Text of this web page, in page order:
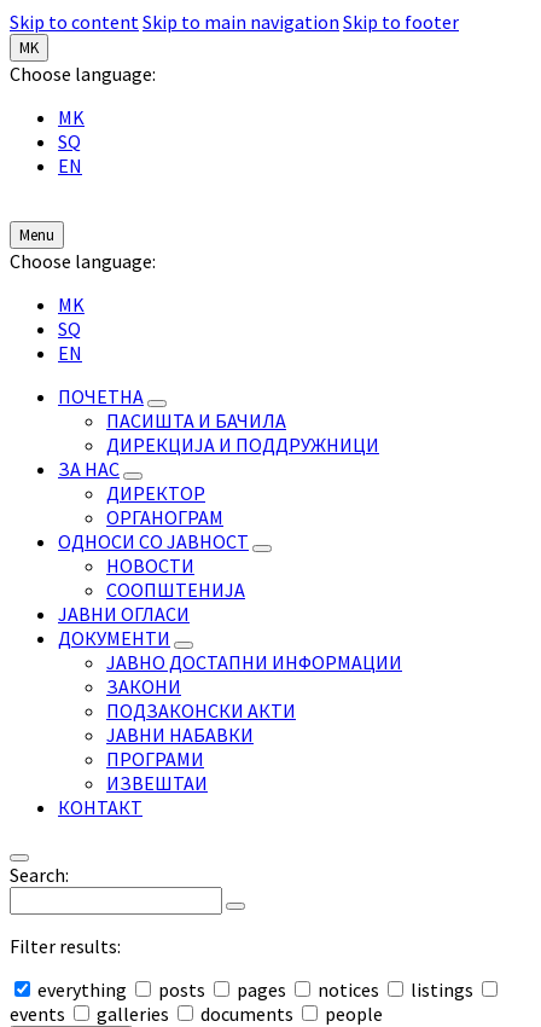
Skip to contentSkip to main navigation Skip to footer
MK
Choose language:
MK
SQ
EN
Menu
Choose language:
MK
SQ
EN
ПОЧЕТНА
ПАСИШТА И БАЧИЛА
ДИРЕКЦИЈА И ПОДДРУЖНИЦИ
ЗА НАС
ДИРЕКТОР
ОРГАНОГРАМ
ОДНОСИ СО ЈАВНОСТ
НОВОСТИ
СООПШТЕНИЈА
ЈАВНИ ОГЛАСИ
ДОКУМЕНТИ
ЈАВНО ДОСТАПНИ ИНФОРМАЦИИ
ЗАКОНИ
ПОДЗАКОНСКИ АКТИ
ЈАВНИ НАБАВКИ
ПРОГРАМИ
ИЗВЕШТАИ
КОНТАКТ
Search:
Filter results:
everything
posts pages notices
listings
events
galleries documents people